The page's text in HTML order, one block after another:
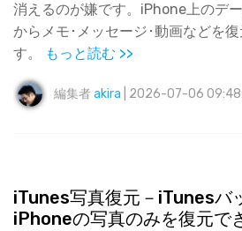
消えるのが嫌です。iPhone上のデ
からメモ･メッセージ･動画などを
す。
もっと読む >>
編集者akira | 2026-07-06
iTunes写真復元－iTunesバ
iPhoneの写真のみを復元で